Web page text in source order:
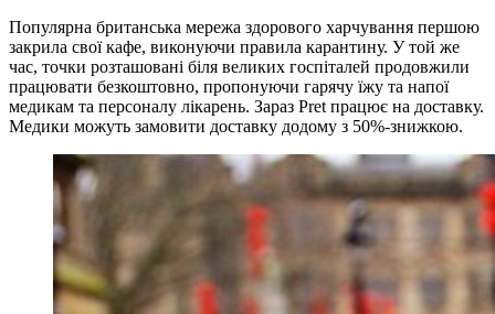
Популярна британська мережа здорового харчування першою
закрила свої кафе, виконуючи правила карантину. У той же
час, точки розташовані біля великих госпіталей продовжили
працювати безкоштовно, пропонуючи гарячу їжу та напої
медикам та персоналу лікарень. Зараз Pret працює на доставку.
Медики можуть замовити доставку додому з 50%-знижкою.